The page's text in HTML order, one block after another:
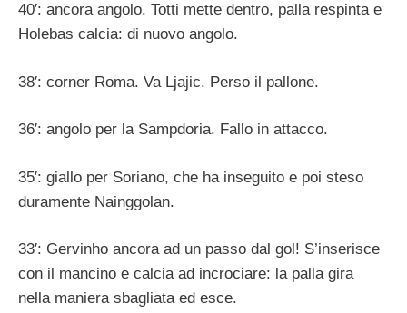
40′: ancora angolo. Totti mette dentro, palla respinta e
Holebas calcia: di nuovo angolo.
38′: corner Roma. Va Ljajic. Perso il pallone.
36′: angolo per la Sampdoria. Fallo in attacco.
35′: giallo per Soriano, che ha inseguito e poi steso
duramente Nainggolan.
33′: Gervinho ancora ad un passo dal gol! S’inserisce
con il mancino e calcia ad incrociare: la palla gira
nella maniera sbagliata ed esce.